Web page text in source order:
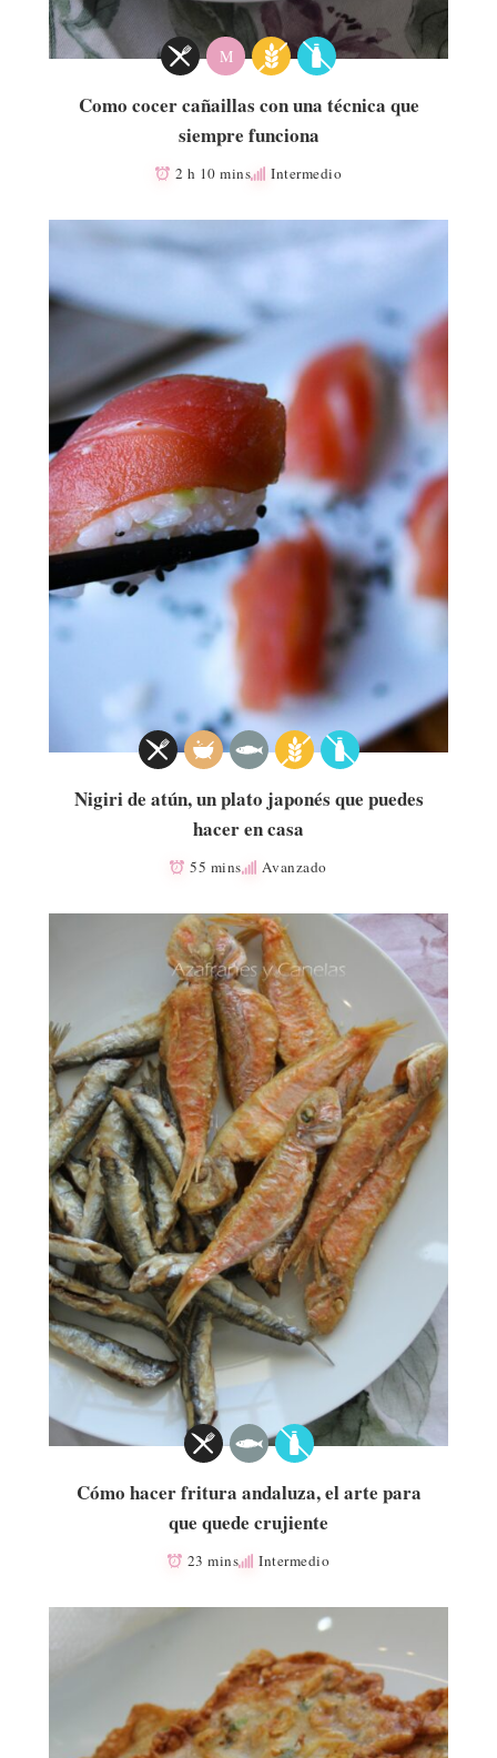
M
Como cocer cañaillas con una técnica que
siempre funciona
2 h 10 mins Intermedio
Nigiri de atún, un plato japonés que puedes
hacer en casa
55 mins Avanzado
Cómo hacer fritura andaluza, el arte para
que quede crujiente
23 mins Intermedio